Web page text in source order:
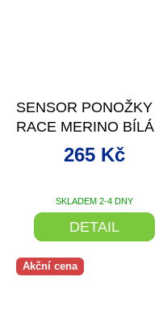
SENSOR PONOŽKY
RACE MERINO BÍLÁ
SKLADEM 2-4 DNY
265 Kč
DETAIL
Akční cena